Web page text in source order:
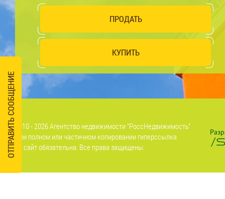
ПРОДАТЬ
КУПИТЬ
2010 - 2026 Агентство недвижимости "РоссНедвижимость"
При полном или частичном копировании гиперссылка
на сайт обязательна. Все права защищены.
ОТПРАВИТЬ СООБЩЕНИЕ